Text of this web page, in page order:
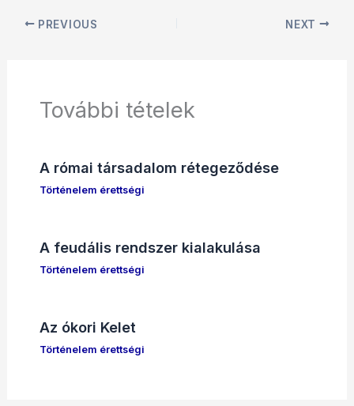
PREVIOUS NEXT
További tételek
A római társadalom rétegeződése
Történelem érettségi
A feudális rendszer kialakulása
Történelem érettségi
Az ókori Kelet
Történelem érettségi